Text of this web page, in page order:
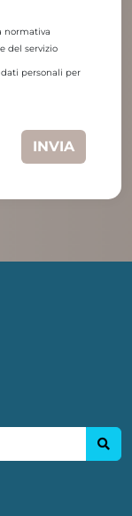
normativa
del servizio
personali per
INVIA